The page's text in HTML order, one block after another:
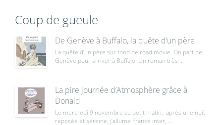
Coup de gueule
De Genève à Buffalo, la quête d’un père
La quête d’un père sur fond de road movie. On part de
Genève pour arriver à Buffalo. Un roman très ...
La pire journée d’Atmosphère grâce à
Donald
Le mercredi 9 novembre au petit matin, après une nuit
reposée et sereine, j’allume France inter, ...